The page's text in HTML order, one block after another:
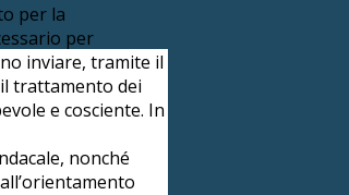
per la
per
inviare, tramite il
trattamento dei
e cosciente. In
nonché